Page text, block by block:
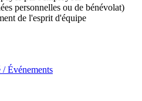
personnelles ou de bénévolat)
de l'esprit d'équipe
Événements